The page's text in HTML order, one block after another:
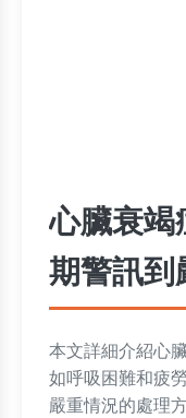
心臟衰竭
期警訊到
本文詳細介紹心
如呼吸困難和疲
嚴重情況的處理